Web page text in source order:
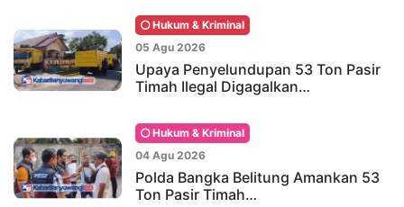
Hukum & Kriminal
05 Agu 2026
Upaya Penyelundupan 53 Ton Pasir
Timah Ilegal Digagalkan…
Hukum & Kriminal
04 Agu 2026
Polda Bangka Belitung Amankan 53
Ton Pasir Timah…